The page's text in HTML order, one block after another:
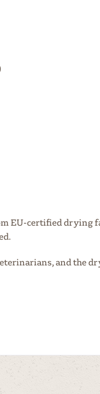
EU-certified drying
and the